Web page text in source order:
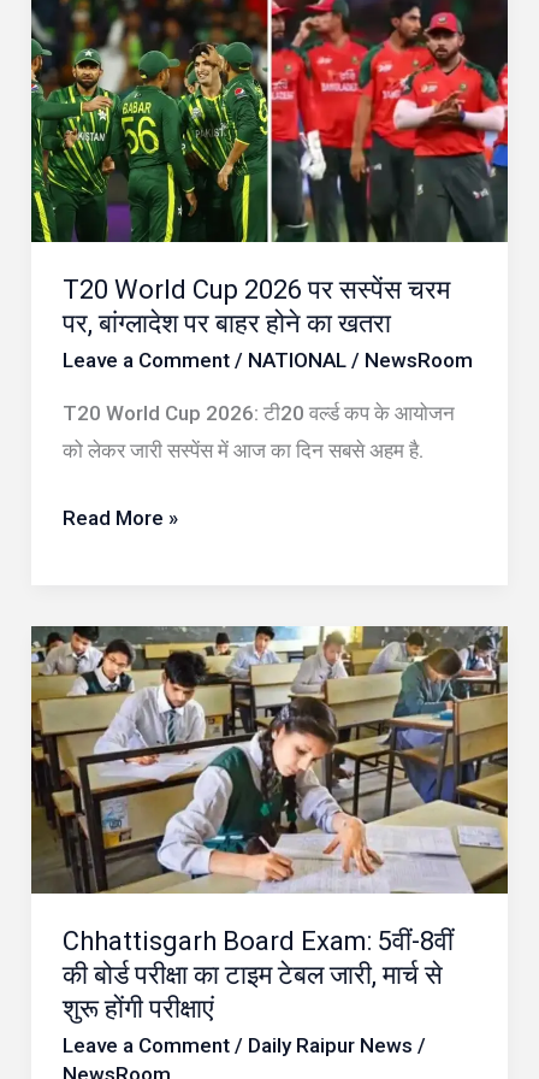
T20 World Cup 2026 पर सस्पेंस चरम
पर, बांग्लादेश पर बाहर होने का खतरा
Leave a Comment / NATIONAL/ NewsRoom
T20 World Cup 2026: टी20 वर्ल्ड कप के आयोजन
को लेकर जारी सस्पेंस में आज का दिन सबसे अहम है.
World
Cup
2026
पर
सस्पेंस
चरम
बांग्लादेश
पर
बाहर
होने
का
Read More »
Chhattisgarh Board Exam: 5वीं-8वीं
की बोर्ड परीक्षा का टाइम टेबल जारी, मार्च से
शुरू होंगी परीक्षाएं
Leave a Comment / Daily Raipur News /
NewsRoom
Chhattisgarh
Board
Exam:
5वीं-8वीं
की
बोर्ड
परीक्षा
टाइम
टेबल
जारी,
मार्च